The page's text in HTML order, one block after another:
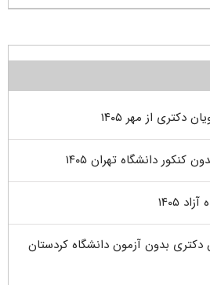
دکتری از مهر ۱۴۰۵
کنکور دانشگاه تهران ۱۴۰۵
۱۴۰۵
دکتری بدون آزمون دانشگاه کردستان